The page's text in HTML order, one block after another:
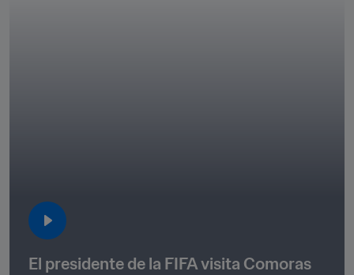
El presidente de la FIFA visita Comoras